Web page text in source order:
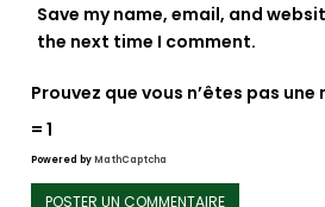
Save my name, email, and
the next time I comment.
Prouvez que vous n’êtes pas une
= 1
Powered byMathCaptcha